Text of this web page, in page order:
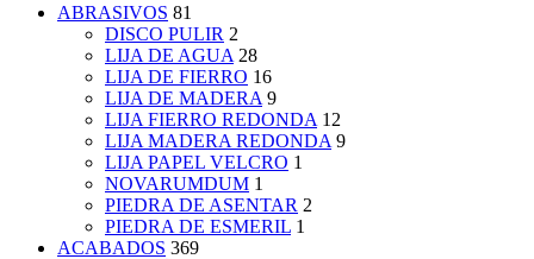
ABRASIVOS 81
DISCO PULIR 2
LIJA DE AGUA 28
LIJA DE FIERRO 16
LIJA DE MADERA 9
LIJA FIERRO REDONDA 12
LIJA MADERA REDONDA 9
LIJA PAPEL VELCRO 1
NOVARUMDUM 1
PIEDRA DE ASENTAR 2
PIEDRA DE ESMERIL 1
ACABADOS 369